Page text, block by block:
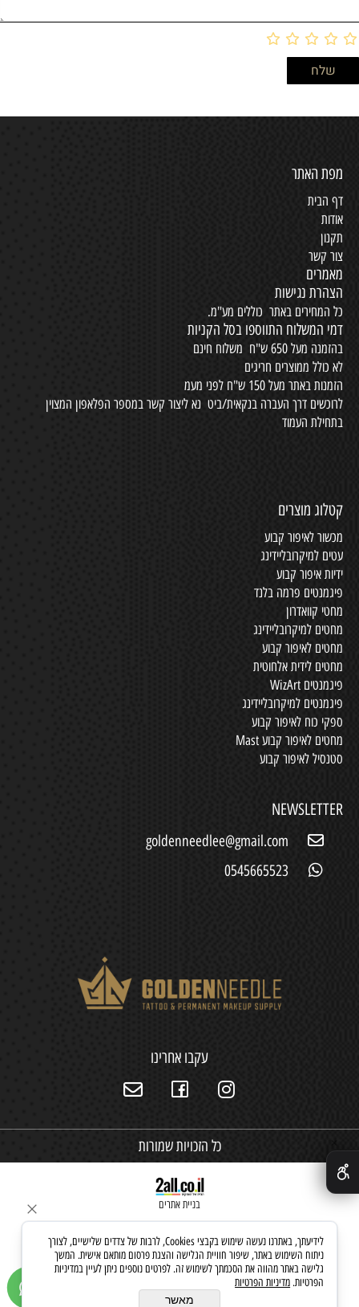
מפת האתר
דף הבית
אודות
תקנון
צור קשר
מאמרים
הצהרת נגישות
כל המחירים באתר כוללים מע"מ.
דמי המשלוח התווספו בסל הקניות
בהזמנה מעל 650 ש"ח משלוח חינם
לא כולל ממוצרים חריגים
הזמנות באתר מעל 150 ש"ח לפני מעמ
לרוכשים דרך העברה בנקאית/ביט נא ליצור קשר במספר הפלאפון המצוין
בתחילת העמוד
קטלוג מוצרים
מכשור לאיפור קבוע
עטים למיקרובליידינג
ידיות איפור קבוע
פיגמנטים פרמה בלנד
מחטי קוואדרון
מחטים למיקרובליידינג
מחטים לאיפור קבוע
מחטים לידית אלחוטית
פיגמנטים WizArt
פיגמנטים למיקרובליידינג
ספקי כוח לאיפור קבוע
מחטים לאיפור קבוע Mast
סטנסיל לאיפור קבוע
NEWSLETTER
goldenneedlee@gmail.com
0545665523
עקבו אחרינו
כל הזכויות שמורות
בניית אתרים
לידיעתך, באתרנו נעשה שימוש בקבצי Cookies, לרבות של צדדים שלישיים, לצורך
ניתוח השימוש באתר, שיפור חוויית הגלישה והצגת פרסום מותאם אישית. המשך
גלישה באתר מהווה את הסכמתך לשימוש זה. לפרטים נוספים ניתן לעיין במדיניות
הפרטיות. מדיניות הפרטיות
מאשר